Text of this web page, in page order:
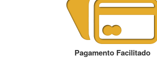
Pagamento Facilitado